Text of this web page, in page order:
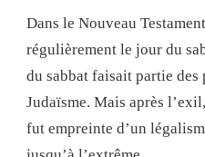
Dans le Nouveau
régulièrement le jour du
du sabbat faisait partie
Judaïsme. Mais après
fut empreinte d’un